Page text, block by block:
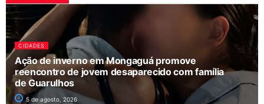
CIDADES
Ação de inverno em Mongaguá promove
reencontro de jovem desaparecido com família
de Guarulhos
5 de agosto, 2026